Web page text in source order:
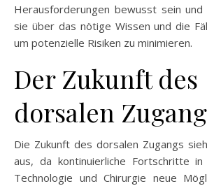
Herausforderungen bewusst sein
sie über das nötige Wissen und die
um potenzielle Risiken zu minimieren.
Der Zukunft des
dorsalen
Die Zukunft des dorsalen Zugangs
aus, da kontinuierliche Fortschritte in
Technologie und Chirurgie neue